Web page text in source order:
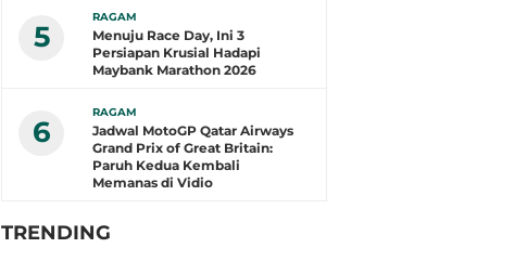
5
RAGAM
Menuju Race Day, Ini 3
Persiapan Krusial Hadapi
Maybank Marathon 2026
6
RAGAM
Jadwal MotoGP Qatar Airways
Grand Prix of Great Britain:
Paruh Kedua Kembali
Memanas di Vidio
TRENDING